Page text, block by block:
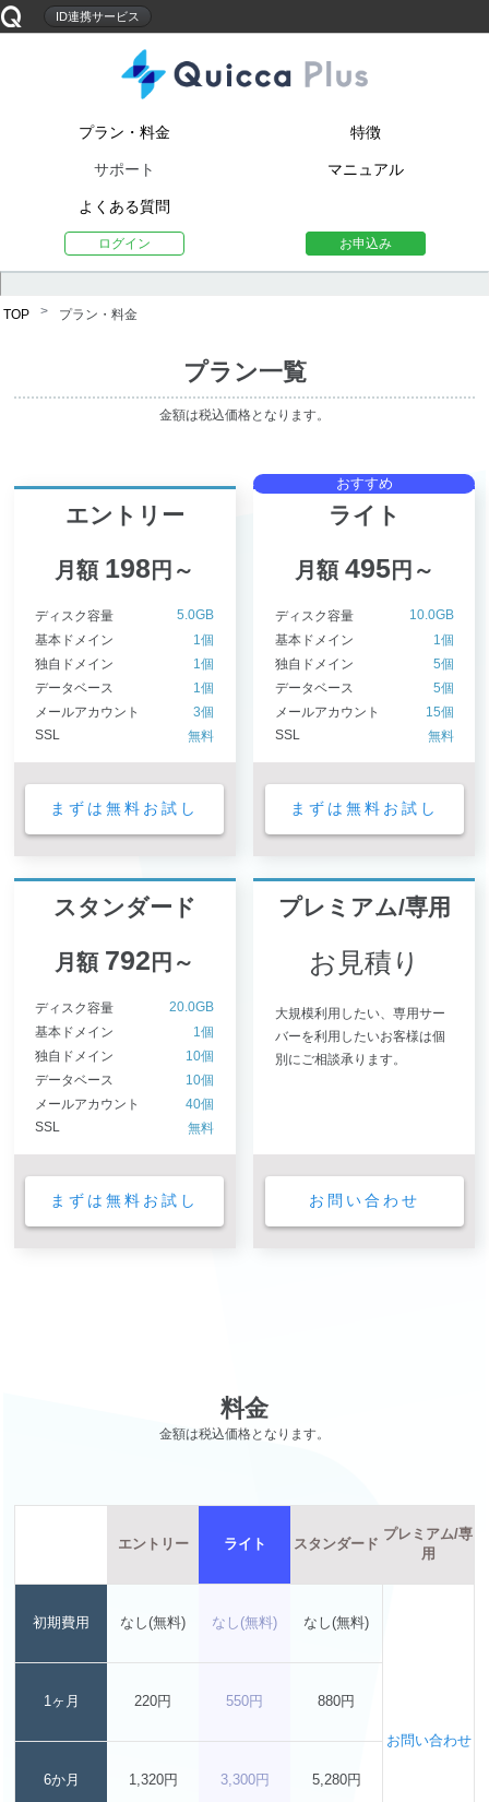
プラン・料金 特徴
サポート マニュアル
よくある質問
ログイン お申込み
TOP プラン・料金
プラン一覧
金額は税込価格となります。
エントリー
月額 198 円～
ディスク容量
5.0GB
基本ドメイン
1個
独自ドメイン
1個
データベース
1個
メールアカウント
3個
SSL
無料
まずは無料お試し
ライト
月額 495円～
ディスク容量
10.0GB
基本ドメイン
1個
独自ドメイン
5個
データベース
5個
メールアカウント
15個
SSL
無料
まずは無料お試し
スタンダード
月額 792 円～
ディスク容量
20.0GB
基本ドメイン
1個
独自ドメイン
10個
データベース
10個
メールアカウント
40個
SSL
無料
まずは無料お試し
プレミアム/専用
お見積り
大規模利用したい、専用サー
バーを利用したいお客様は個
別にご相談承ります。
お問い合わせ
料金
金額は税込価格となります。
エントリー ライト スタンダード
プレミアム/専
用
初期費用 なし(無料) なし(無料) なし(無料)
お問い合わせ
1ヶ月 220円 550円 880円
6か月 1,320円 3,300円 5,280円
ID連携サービス